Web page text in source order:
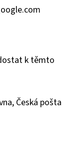
k těmto
Česká pošta